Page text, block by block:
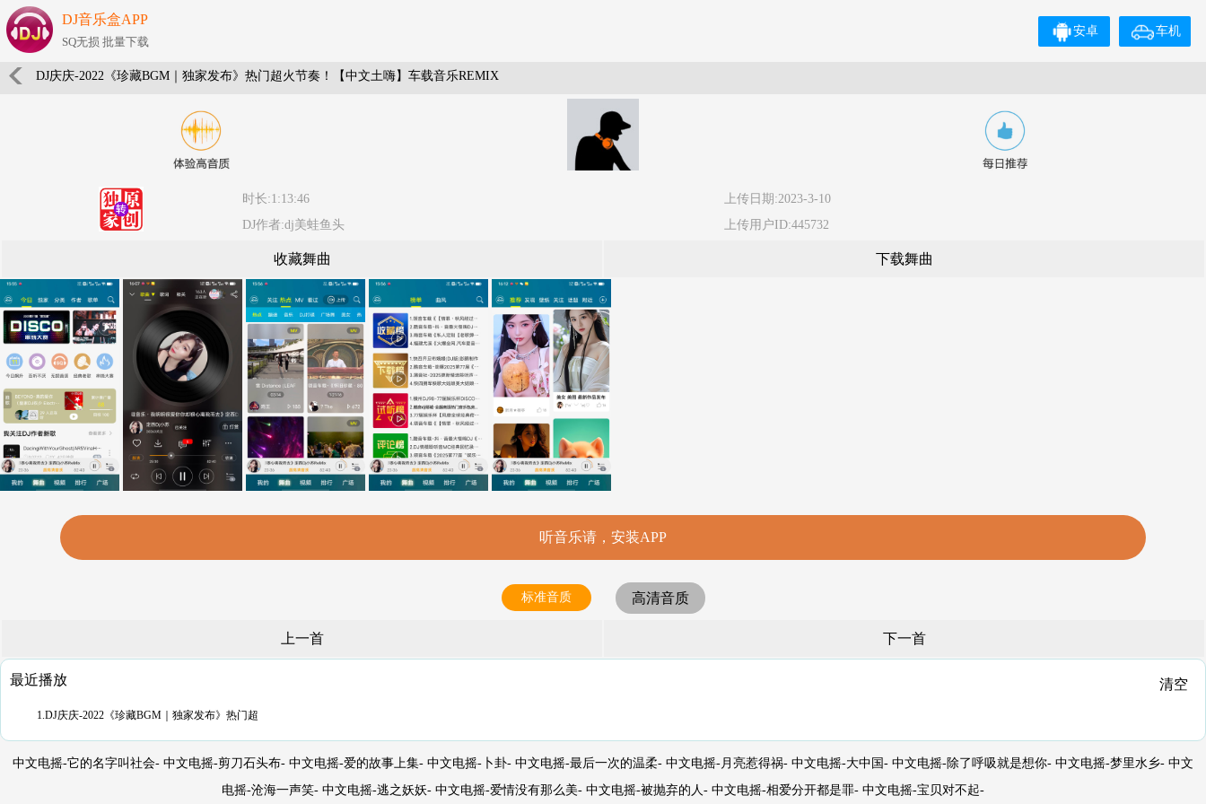
DJ音乐盒APP
SQ无损 批量下载
车机
安卓
DJ庆庆-2022《珍藏BGM｜独家发布》热门超火节奏！【中文土嗨】车载音乐REMIX
时长:1:13:46
上传日期:2023-3-10
DJ作者:dj美蛙鱼头
上传用户ID:445732
收藏舞曲 下载舞曲
听音乐请，安装APP
标准音质 高清音质
上一首 下一首
最近播放 清空
1.DJ庆庆-2022《珍藏BGM｜独家发布》热门超
中文电摇-它的名字叫社会- 中文电摇-剪刀石头布- 中文电摇-爱的故事上集- 中文电摇-卜卦- 中文电摇-最后一次的温柔- 中文电摇-月亮惹得祸- 中文电摇-大中国- 中文电摇-除了呼吸就是想你- 中文电摇-梦里水乡- 中文
电摇-沧海一声笑- 中文电摇-逃之妖妖- 中文电摇-爱情没有那么美- 中文电摇-被抛弃的人- 中文电摇-相爱分开都是罪- 中文电摇-宝贝对不起-